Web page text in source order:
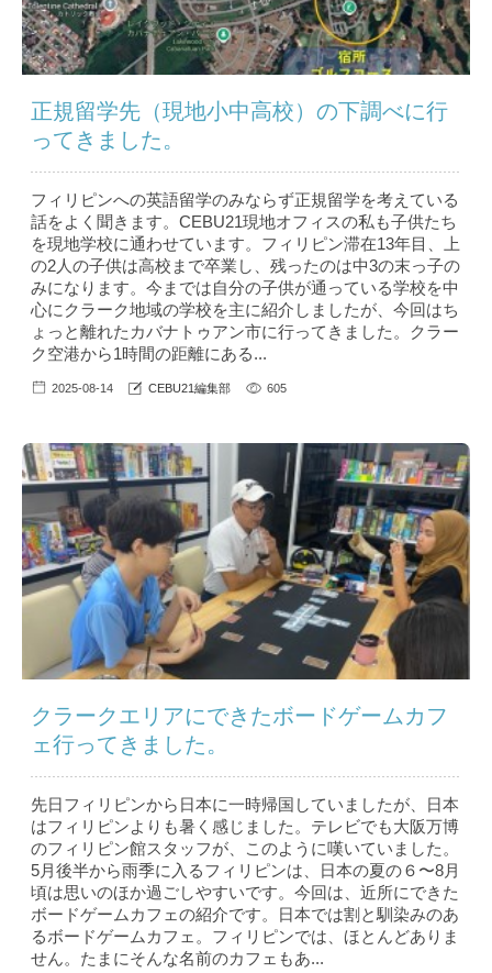
正規留学先（現地小中高校）の下調べに行
ってきました。
フィリピンへの英語留学のみならず正規留学を考えている
話をよく聞きます。CEBU21現地オフィスの私も子供たち
を現地学校に通わせています。フィリピン滞在13年目、上
の2人の子供は高校まで卒業し、残ったのは中3の末っ子の
みになります。今までは自分の子供が通っている学校を中
心にクラーク地域の学校を主に紹介しましたが、今回はち
ょっと離れたカバナトゥアン市に行ってきました。クラー
ク空港から1時間の距離にある...
2025-08-14 CEBU21編集部 605
クラークエリアにできたボードゲームカフ
ェ行ってきました。
先日フィリピンから日本に一時帰国していましたが、日本
はフィリピンよりも暑く感じました。テレビでも大阪万博
のフィリピン館スタッフが、このように嘆いていました。
5月後半から雨季に入るフィリピンは、日本の夏の６〜8月
頃は思いのほか過ごしやすいです。今回は、近所にできた
ボードゲームカフェの紹介です。日本では割と馴染みのあ
るボードゲームカフェ。フィリピンでは、ほとんどありま
せん。たまにそんな名前のカフェもあ...